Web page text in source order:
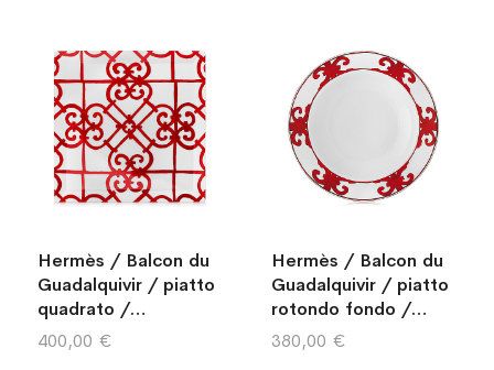
Hermès / Balcon du
Guadalquivir / piatto
quadrato /
porcellana / bianco,
rosso
400,00 €
Hermès / Balcon du
Guadalquivir / piatto
rotondo fondo /
porcellana / bianco,
rosso
380,00 €